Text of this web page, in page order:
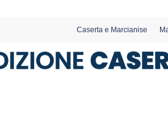
Caserta e Marcianise